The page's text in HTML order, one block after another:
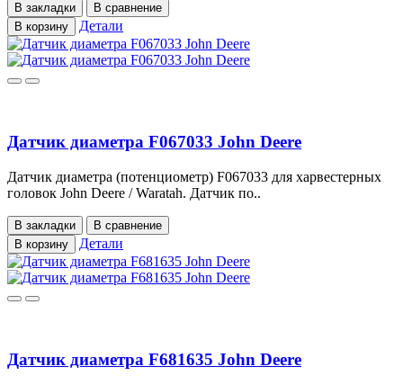
В закладки
В сравнение
В корзину
Детали
Датчик диаметра F067033 John Deere
Датчик диаметра (потенциометр) F067033 для харвестерных
головок John Deere / Waratah. Датчик по..
В закладки
В сравнение
В корзину
Детали
Датчик диаметра F681635 John Deere